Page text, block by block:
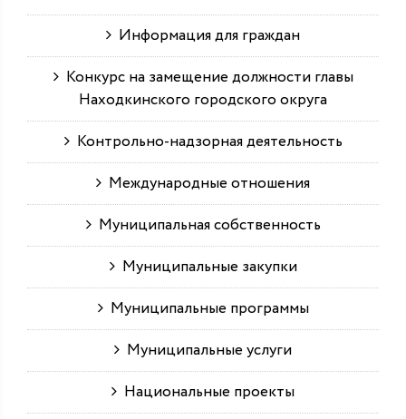
Информация для граждан
Конкурс на замещение должности главы
Находкинского городского округа
Контрольно-надзорная деятельность
Международные отношения
Муниципальная собственность
Муниципальные закупки
Муниципальные программы
Муниципальные услуги
Национальные проекты